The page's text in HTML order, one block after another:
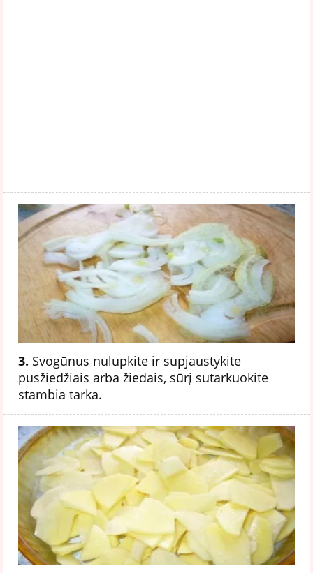
3. Svogūnus nulupkite ir supjaustykite
pusžiedžiais arba žiedais, sūrį sutarkuokite
stambia tarka.